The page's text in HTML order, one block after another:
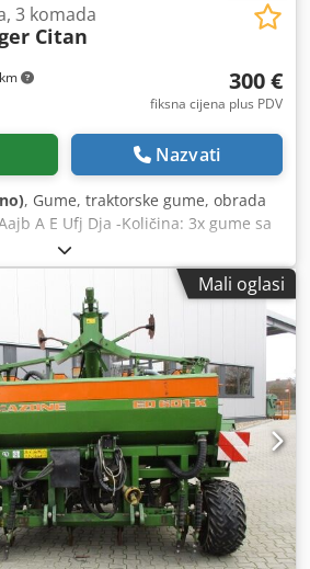
3 komada
Citan
300 €
fiksna cijena plus PDV
Nazvati
, Gume, traktorske gume, obrada
A E Ufj Dja -Količina: 3x gume sa
gume -Glavčina: Ø 40 mm -
Ukupna cijena: za 3 gume -Težina:
Mali oglasi